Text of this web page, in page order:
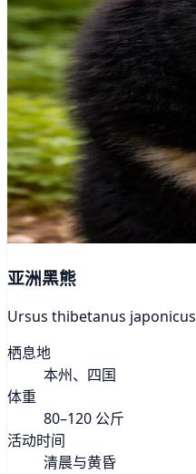
亚洲黑熊
Ursus thibetanus japonicus
栖息地
本州、四国
体重
80–120 公斤
活动时间
清晨与黄昏